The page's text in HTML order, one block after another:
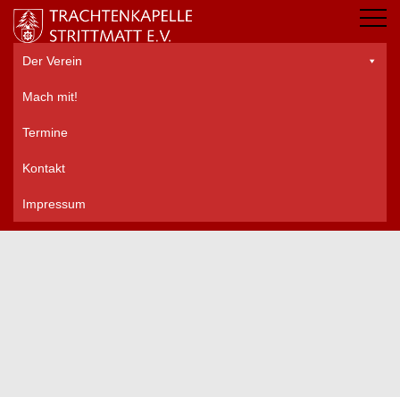
Der Verein
Mach mit!
Termine
Kontakt
Impressum